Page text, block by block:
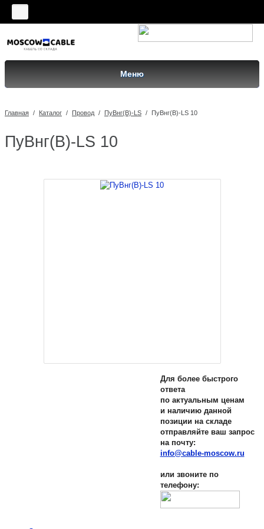
Меню
Главная / Каталог / Провод / ПуВнг(B)-LS / ПуВнг(B)-LS 10
ПуВнг(B)-LS 10
Для более быстрого
ответа
по актуальным ценам
и наличию данной
позиции на складе
отправляйте ваш запрос
на почту:
info@cable-moscow.ru
или звоните по
телефону: